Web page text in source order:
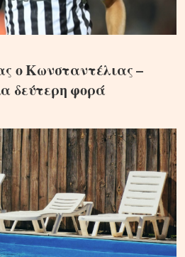
ο Κωνσταντέλιας –
δεύτερη φορά